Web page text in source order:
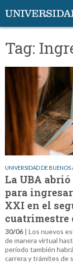
Tag:
UNIVERSIDAD DE BUENOS
La UBA
para
XXI en el
cuatrimestre
30/06 | Los nuevos
de manera virtual
período también
carrera y trámites de